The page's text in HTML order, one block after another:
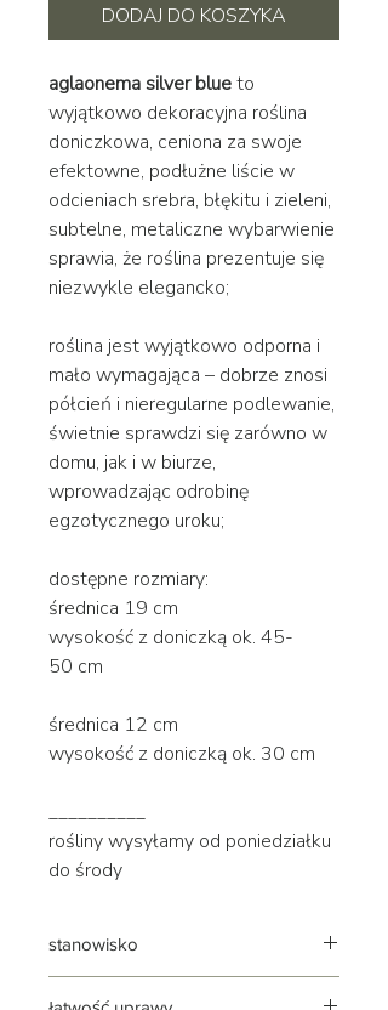
DODAJ DO KOSZYKA
aglaonema silver blueto
wyjątkowo dekoracyjna roślina
doniczkowa, ceniona za swoje
efektowne, podłużne liście w
odcieniach srebra, błękitu i zieleni,
subtelne, metaliczne wybarwienie
sprawia, że roślina prezentuje się
niezwykle elegancko;
roślina jest wyjątkowo odporna i
mało wymagająca – dobrze znosi
półcień i nieregularne podlewanie,
świetnie sprawdzi się zarówno w
domu, jak i w biurze,
wprowadzając odrobinę
egzotycznego uroku;
dostępne rozmiary:
średnica 19 cm
wysokość z doniczką ok. 45-
50 cm
średnica 12 cm
wysokość z doniczką ok. 30 cm
__________
rośliny wysyłamy od poniedziałku
do środy
stanowisko